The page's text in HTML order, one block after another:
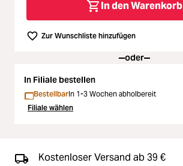
SALE
Loading...
In den Warenkorb
Zur Wunschliste hinzufügen
oder
In Filiale bestellen
BestellbarIn 1-3 Wochen abholbereit
Filiale wählen
Kostenloser Versand ab 39 €